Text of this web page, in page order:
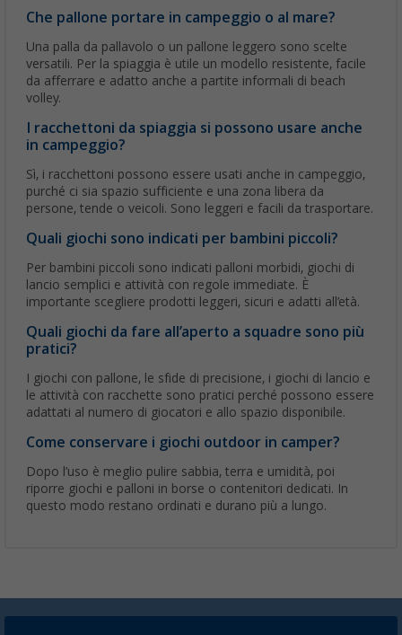
Che pallone portare in campeggio o al mare?
Una palla da pallavolo o un pallone leggero sono scelte
versatili. Per la spiaggia è utile un modello resistente, facile
da afferrare e adatto anche a partite informali di beach
volley.
I racchettoni da spiaggia si possono usare anche
in campeggio?
Sì, i racchettoni possono essere usati anche in campeggio,
purché ci sia spazio sufficiente e una zona libera da
persone, tende o veicoli. Sono leggeri e facili da trasportare.
Quali giochi sono indicati per bambini piccoli?
Per bambini piccoli sono indicati palloni morbidi, giochi di
lancio semplici e attività con regole immediate. È
importante scegliere prodotti leggeri, sicuri e adatti all’età.
Quali giochi da fare all’aperto a squadre sono più
pratici?
I giochi con pallone, le sfide di precisione, i giochi di lancio e
le attività con racchette sono pratici perché possono essere
adattati al numero di giocatori e allo spazio disponibile.
Come conservare i giochi outdoor in camper?
Dopo l’uso è meglio pulire sabbia, terra e umidità, poi
riporre giochi e palloni in borse o contenitori dedicati. In
questo modo restano ordinati e durano più a lungo.